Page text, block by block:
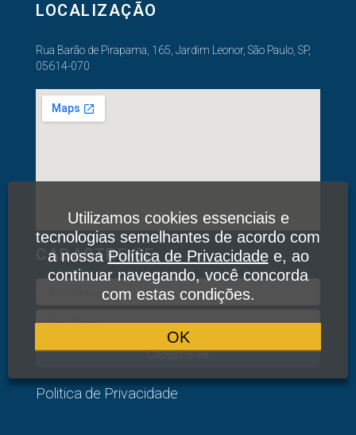
LOCALIZAÇÃO
Rua Barão de Pirapama, 165, Jardim Leonor, São Paulo, SP,
05614-070
CADASTRE-SE
Cadastre-se
Politica de Privacidade
Utilizamos cookies essenciais e
tecnologias semelhantes de acordo com
a nossaPolítica de Privacidadee, ao
continuar navegando, você concorda
com estas condições.
OK